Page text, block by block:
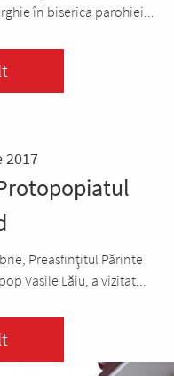
în biserica parohiei...
2017
Preasfinţitul Părinte
Vasile Lăiu, a vizitat...